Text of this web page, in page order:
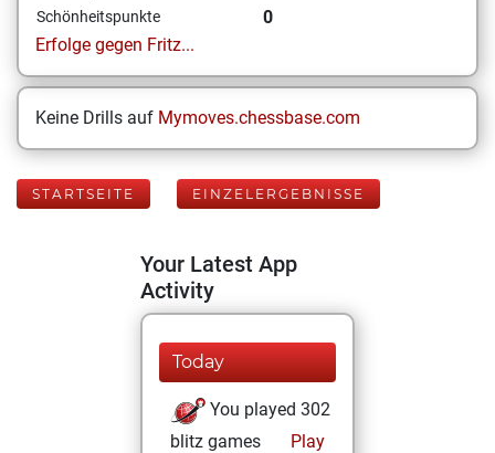
Schönheitspunkte
0
Erfolge gegen Fritz...
Keine Drills auf Mymoves.chessbase.com
STARTSEITE EINZELERGEBNISSE
Your Latest App
Activity
Today
You played 302
blitz games
Play